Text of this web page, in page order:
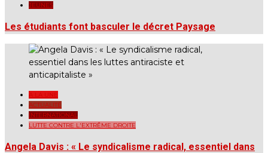
JEUNES
Les étudiants font basculer le décret Paysage
ACTUALITÉ
INTERNATIONAL
LUTTE CONTRE L'EXTRÊME DROITE
Angela Davis : « Le syndicalisme radical, essentiel dans